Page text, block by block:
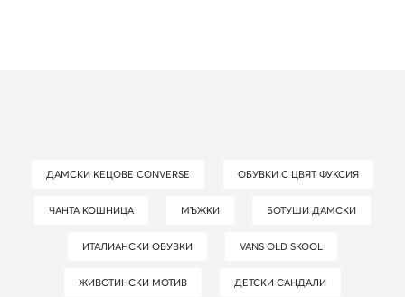
ДАМСКИ КЕЦОВЕ CONVERSE ОБУВКИ С ЦВЯТ ФУКСИЯ
ЧАНТА КОШНИЦА МЪЖКИ БОТУШИ ДАМСКИ
ИТАЛИАНСКИ ОБУВКИ VANS OLD SKOOL
ЖИВОТИНСКИ МОТИВ ДЕТСКИ САНДАЛИ